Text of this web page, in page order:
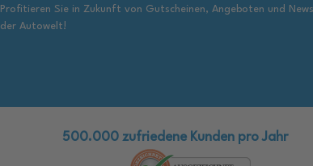
Profitieren Sie in Zukunft von Gutscheinen, Angeboten und
der Autowelt!
500.000 zufriedene Kunden pro Jahr